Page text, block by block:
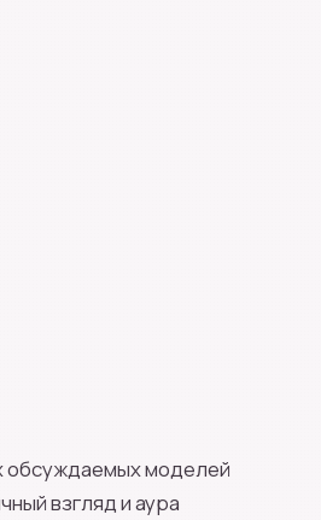
обсуждаемых моделей
взгляд и аура